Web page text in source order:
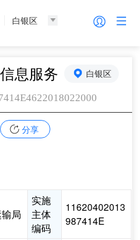
白银区
息服务 白银区
分享
局
实施
主体
编码
11620402013
987414E